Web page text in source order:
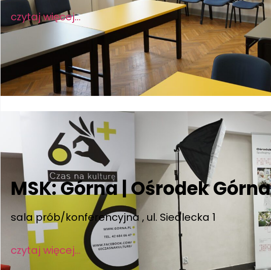
czytaj więcej…
MSK: Górna | Ośrodek Górna
sala prób/konferencyjna , ul. Siedlecka 1
czytaj więcej…